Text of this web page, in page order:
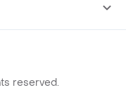
reserved.